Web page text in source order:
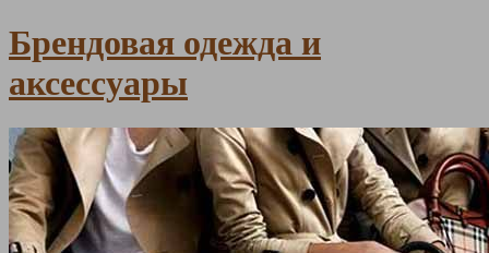
Брендовая одежда и
аксессуары